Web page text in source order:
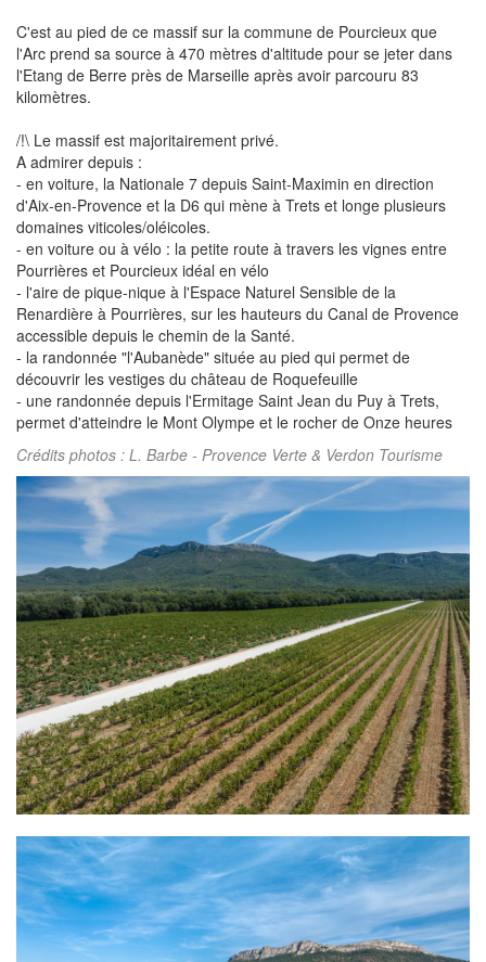
C'est au pied de ce massif sur la commune de Pourcieux que
l'Arc prend sa source à 470 mètres d'altitude pour se jeter dans
l'Etang de Berre près de Marseille après avoir parcouru 83
kilomètres.
/!\ Le massif est majoritairement privé.
A admirer depuis :
- en voiture, la Nationale 7 depuis Saint-Maximin en direction
d'Aix-en-Provence et la D6 qui mène à Trets et longe plusieurs
domaines viticoles/oléicoles.
- en voiture ou à vélo : la petite route à travers les vignes entre
Pourrières et Pourcieux idéal en vélo
- l'aire de pique-nique à l'Espace Naturel Sensible de la
Renardière à Pourrières, sur les hauteurs du Canal de Provence
accessible depuis le chemin de la Santé.
- la randonnée "l'Aubanède" située au pied qui permet de
découvrir les vestiges du château de Roquefeuille
- une randonnée depuis l'Ermitage Saint Jean du Puy à Trets,
permet d'atteindre le Mont Olympe et le rocher de Onze heures
Crédits photos : L. Barbe - Provence Verte & Verdon Tourisme